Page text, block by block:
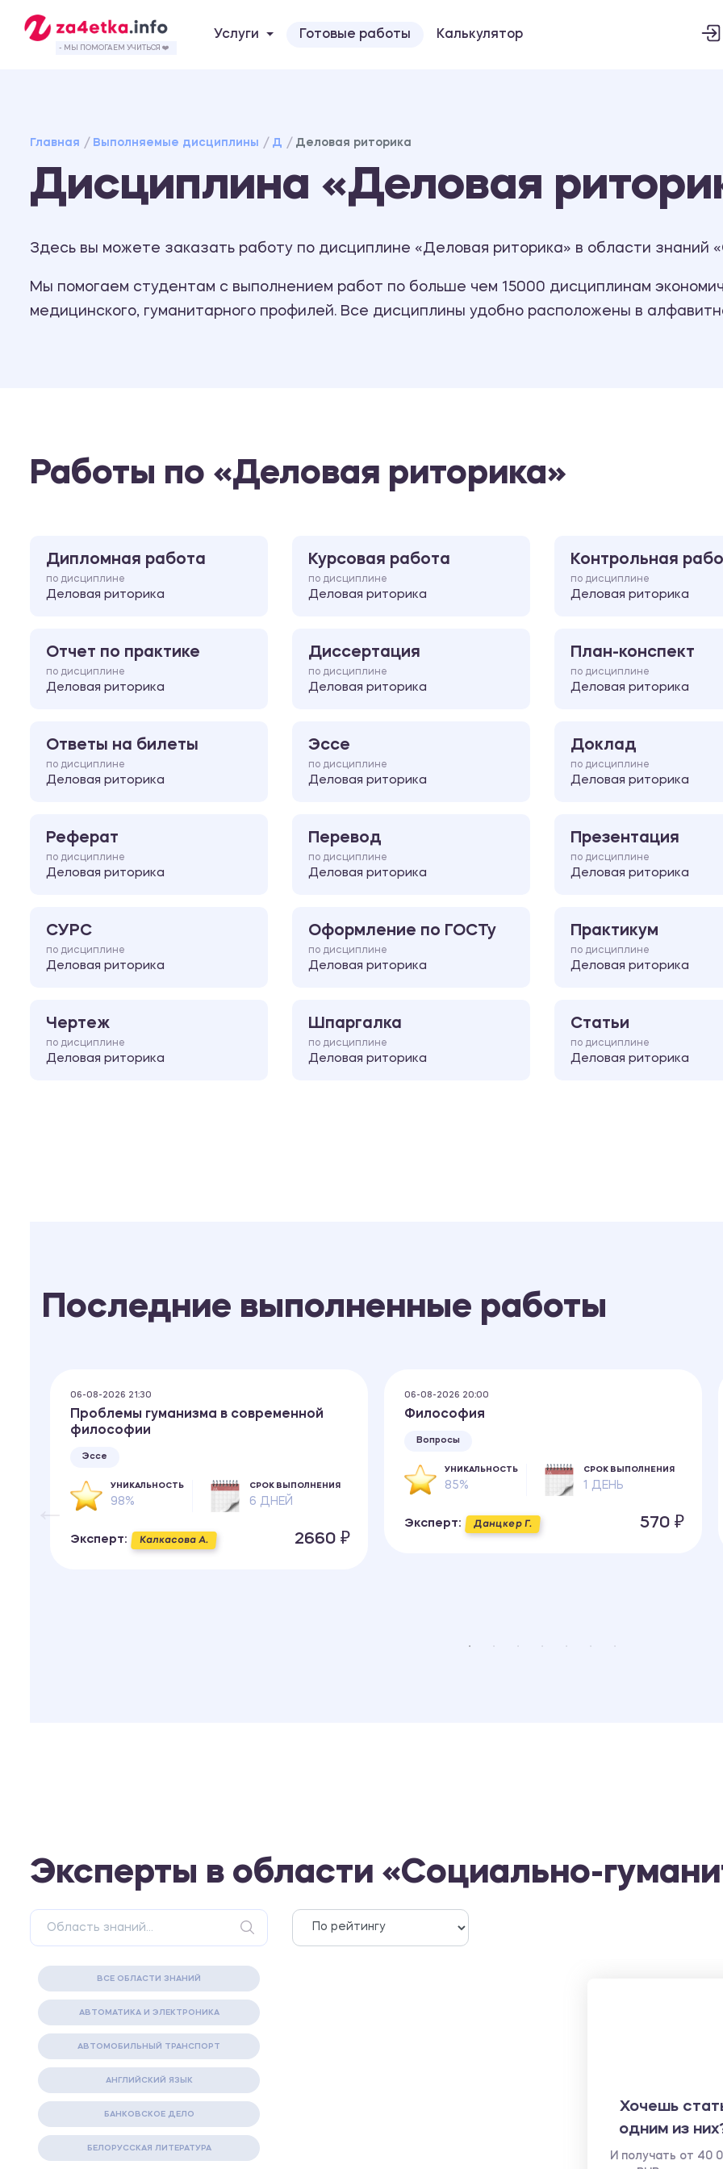
- МЫ ПОМОГАЕМ УЧИТЬСЯ ❤️
Услуги Готовые работы Калькулятор
Главная Выполняемые дисциплины Д Деловая риторика
Дисциплина «Деловая
Здесь вы можете заказать работу по дисциплине «Деловая риторика» в области знаний
Мы помогаем студентам с выполнением работ по больше чем 15000 дисциплинам
медицинского, гуманитарного профилей. Все дисциплины удобно расположены в
Работы по «Деловая риторика»
Дипломная работа
по дисциплине
Деловая риторика
Курсовая работа
по дисциплине
Деловая риторика
Контрольная
по дисциплине
Деловая риторика
Отчет по практике
по дисциплине
Деловая риторика
Диссертация
по дисциплине
Деловая риторика
План-конспект
по дисциплине
Деловая риторика
Ответы на билеты
по дисциплине
Деловая риторика
Эссе
по дисциплине
Деловая риторика
Доклад
по дисциплине
Деловая риторика
Реферат
по дисциплине
Деловая риторика
Перевод
по дисциплине
Деловая риторика
Презентация
по дисциплине
Деловая риторика
СУРС
по дисциплине
Деловая риторика
Оформление по ГОСТу
по дисциплине
Деловая риторика
Практикум
по дисциплине
Деловая риторика
Чертеж
по дисциплине
Деловая риторика
Шпаргалка
по дисциплине
Деловая риторика
Статьи
по дисциплине
Деловая риторика
Последние выполненные работы
06-08-2026 21:30
Проблемы гуманизма в современной
философии
Эссе
УНИКАЛЬНОСТЬ
98%
СРОК ВЫПОЛНЕНИЯ
6 ДНЕЙ
Эксперт: Калкасова А. 2660 ₽
06-08-2026 20:00
Философия
Вопросы
УНИКАЛЬНОСТЬ
85%
СРОК ВЫПОЛНЕНИЯ
1 ДЕНЬ
Эксперт: Данцкер Г. 570 ₽
Эксперты в области «Социально-
ВСЕ ОБЛАСТИ ЗНАНИЙ
АВТОМАТИКА И ЭЛЕКТРОНИКА
АВТОМОБИЛЬНЫЙ ТРАНСПОРТ
АНГЛИЙСКИЙ ЯЗЫК
БАНКОВСКОЕ ДЕЛО
БЕЛОРУССКАЯ ЛИТЕРАТУРА
Хочешь
одним из
И получать от 40